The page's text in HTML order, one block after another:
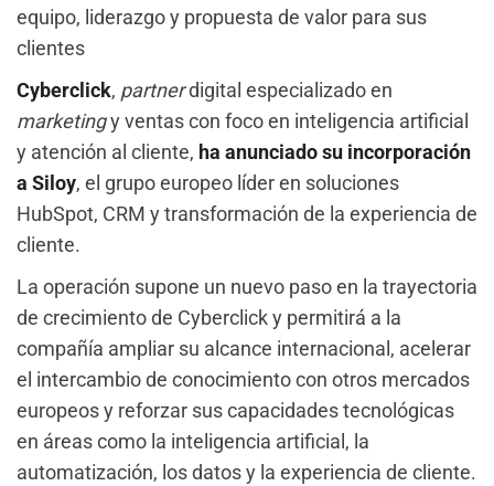
equipo, liderazgo y propuesta de valor para sus
clientes
Cyberclick, partnerdigital especializado en
marketingy ventas con foco en inteligencia artificial
y atención al cliente, ha anunciado su incorporación
a Siloy, el grupo europeo líder en soluciones
HubSpot, CRM y transformación de la experiencia de
cliente.
La operación supone un nuevo paso en la trayectoria
de crecimiento de Cyberclick y permitirá a la
compañía ampliar su alcance internacional, acelerar
el intercambio de conocimiento con otros mercados
europeos y reforzar sus capacidades tecnológicas
en áreas como la inteligencia artificial, la
automatización, los datos y la experiencia de cliente.